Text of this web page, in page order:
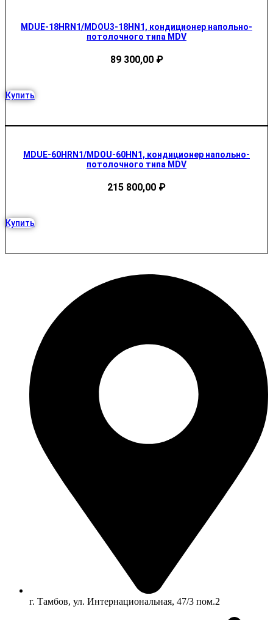
MDUE-18HRN1/MDOU3-18HN1, кондиционер напольно-
потолочного типа MDV
89 300,00 ₽
Купить
MDUE-60HRN1/MDOU-60HN1, кондиционер напольно-
потолочного типа MDV
215 800,00 ₽
Купить
г. Тамбов, ул. Интернациональная, 47/3 пом.2